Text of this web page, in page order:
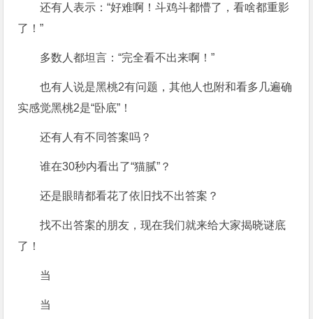
还有人表示：“好难啊！斗鸡斗都懵了，看啥都重影
了！”
多数人都坦言：“完全看不出来啊！”
也有人说是黑桃2有问题，其他人也附和看多几遍确
实感觉黑桃2是“卧底”！
还有人有不同答案吗？
谁在30秒内看出了“猫腻”？
还是眼睛都看花了依旧找不出答案？
找不出答案的朋友，现在我们就来给大家揭晓谜底
了！
当
当